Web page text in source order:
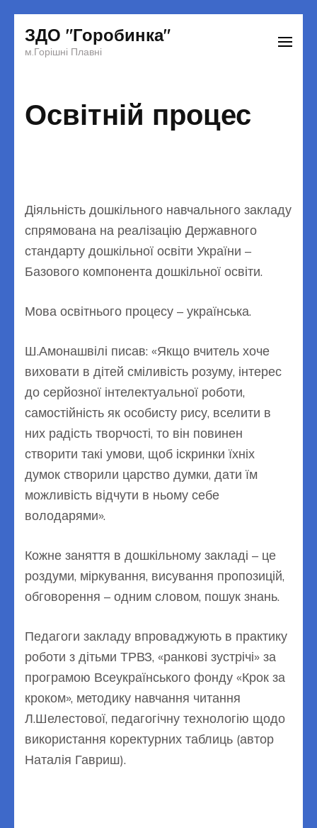
до
Enter)
ЗДО "Горобинка"
м.Горішні Плавні
Освітній процес
Діяльність дошкільного навчального закладу
спрямована на реалізацію Державного
стандарту дошкільної освіти України –
Базового компонента дошкільної освіти.
Мова освітнього процесу – українська.
Ш.Амонашвілі писав: «Якщо вчитель хоче
виховати в дітей сміливість розуму, інтерес
до серйозної інтелектуальної роботи,
самостійність як особисту рису, вселити в
них радість творчості, то він повинен
створити такі умови, щоб іскринки їхніх
думок створили царство думки, дати їм
можливість відчути в ньому себе
володарями».
Кожне заняття в дошкільному закладі – це
роздуми, міркування, висування пропозицій,
обговорення – одним словом, пошук знань.
Педагоги закладу впроваджують в практику
роботи з дітьми ТРВЗ, «ранкові зустрічі» за
програмою Всеукраїнського фонду «Крок за
кроком», методику навчання читання
Л.Шелестової, педагогічну технологію щодо
використання коректурних таблиць (автор
Наталія Гавриш).